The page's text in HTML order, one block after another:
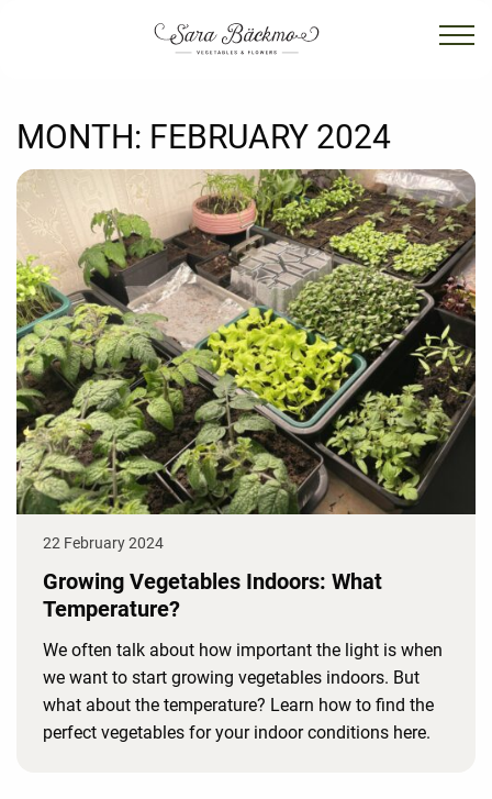
MONTH: FEBRUARY 2024
22 February 2024
Growing Vegetables Indoors: What
Temperature?
We often talk about how important the light is when
we want to start growing vegetables indoors. But
what about the temperature? Learn how to find the
perfect vegetables for your indoor conditions here.